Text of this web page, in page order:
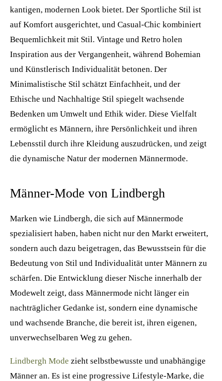
kantigen, modernen Look bietet. Der Sportliche Stil ist
auf Komfort ausgerichtet, und Casual-Chic kombiniert
Bequemlichkeit mit Stil. Vintage und Retro holen
Inspiration aus der Vergangenheit, während Bohemian
und Künstlerisch Individualität betonen. Der
Minimalistische Stil schätzt Einfachheit, und der
Ethische und Nachhaltige Stil spiegelt wachsende
Bedenken um Umwelt und Ethik wider. Diese Vielfalt
ermöglicht es Männern, ihre Persönlichkeit und ihren
Lebensstil durch ihre Kleidung auszudrücken, und zeigt
die dynamische Natur der modernen Männermode.
Männer-Mode von Lindbergh
Marken wie Lindbergh, die sich auf Männermode
spezialisiert haben, haben nicht nur den Markt erweitert,
sondern auch dazu beigetragen, das Bewusstsein für die
Bedeutung von Stil und Individualität unter Männern zu
schärfen. Die Entwicklung dieser Nische innerhalb der
Modewelt zeigt, dass Männermode nicht länger ein
nachträglicher Gedanke ist, sondern eine dynamische
und wachsende Branche, die bereit ist, ihren eigenen,
unverwechselbaren Weg zu gehen.
Lindbergh Mode zieht selbstbewusste und unabhängige
Männer an. Es ist eine progressive Lifestyle-Marke, die